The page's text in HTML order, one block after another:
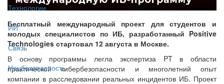
Технологии
ИИ
Связь
Нацбезопасность
Бесплатный международный проект для студентов и
молодых специалистов по ИБ, разработанный Positive
Technologies стартовал 12 августа в Москве.
В основу программы легла экспертиза PT в области
практической кибербезопасности и многолетний опыт
компании в расследовании реальных инцидентов ИБ. Проект